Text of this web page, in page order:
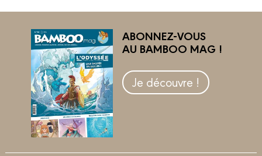
ABONNEZ-VOUS
AU BAMBOO MAG !
Je découvre !